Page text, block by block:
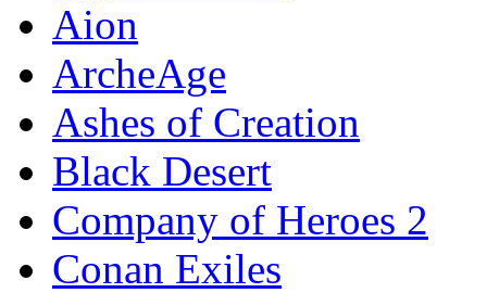
Aion
ArcheAge
Ashes of Creation
Black Desert
Company of Heroes 2
Conan Exiles